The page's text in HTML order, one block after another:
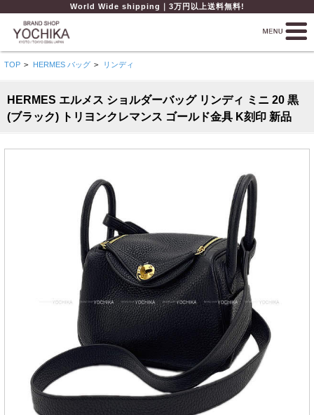
World Wide shipping｜3万円以上送料無料!
TOP > HERMES バッグ > リンディ
HERMES エルメス ショルダーバッグ リンディ ミニ 20 黒
(ブラック) トリヨンクレマンス ゴールド金具 K刻印 新品